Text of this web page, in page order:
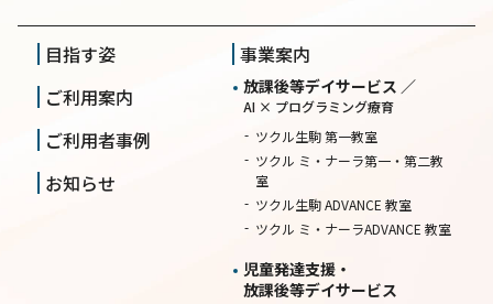
目指す姿
ご利用案内
ご利用者事例
お知らせ
事業案内
放課後等デイサービス ／
AI × プログラミング療育
ツクル生駒 第一教室
ツクル ミ・ナーラ第一・第二教
室
ツクル生駒 ADVANCE 教室
ツクル ミ・ナーラADVANCE 教室
児童発達支援・
放課後等デイサービス